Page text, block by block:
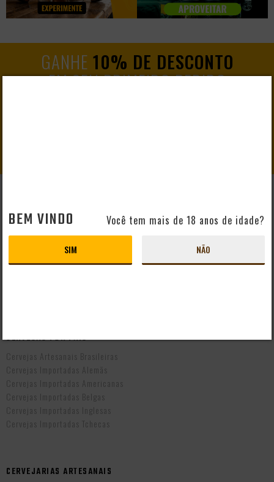
GANHE 10% DE DESCONTO
EM SEU PRIMEIRO PEDIDO
Perguntas Frequentes
Mapa do Site
Formas de Pagamento
Taxas de Entrega
CERVEJAS POR PAÍS
Cervejas Artesanais Brasileiras
Cervejas Importadas Alemãs
Cervejas Importadas Americanas
Cervejas Importadas Belgas
Cervejas Importadas Inglesas
Cervejas Importadas Tchecas
CERVEJARIAS ARTESANAIS
BEM VINDO Você tem mais de 18 anos de idade?
SIM NÃO